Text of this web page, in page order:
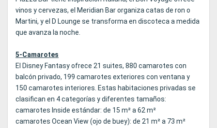
vinos y cervezas, el Meridian Bar organiza catas de ron o
Martini, y el D Lounge se transforma en discoteca a medida
que avanza la noche.
5-Camarotes
El Disney Fantasy ofrece 21 suites, 880 camarotes con
balcón privado, 199 camarotes exteriores con ventana y
150 camarotes interiores. Estas habitaciones privadas se
clasifican en 4 categorías y diferentes tamaños:
camarotes Inside estándar: de 15 m² a 62 m²
camarotes Ocean View (ojo de buey): de 21 m² a 73 m²